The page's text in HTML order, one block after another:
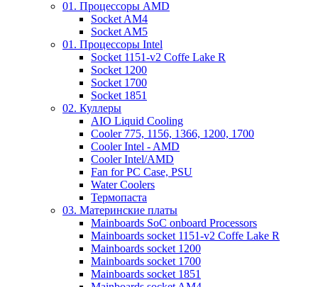
01. Процессоры AMD
Socket AM4
Socket AM5
01. Процессоры Intel
Socket 1151-v2 Coffe Lake R
Socket 1200
Socket 1700
Socket 1851
02. Куллеры
AIO Liquid Cooling
Cooler 775, 1156, 1366, 1200, 1700
Cooler Intel - AMD
Cooler Intel/AMD
Fan for PC Case, PSU
Water Coolers
Термопаста
03. Материнские платы
Mainboards SoC onboard Processors
Mainboards socket 1151-v2 Coffe Lake R
Mainboards socket 1200
Mainboards socket 1700
Mainboards socket 1851